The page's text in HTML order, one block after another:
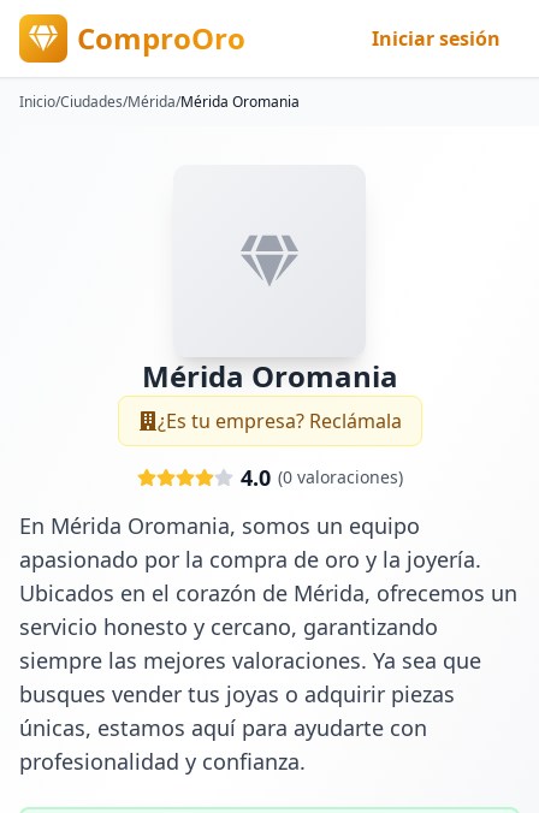
ComproOro Iniciar sesión
Inicio/Ciudades/Mérida/Mérida Oromania
Mérida Oromania
¿Es tu empresa? Reclámala
4.0 (0valoraciones)
En Mérida Oromania, somos un equipo
apasionado por la compra de oro y la joyería.
Ubicados en el corazón de Mérida, ofrecemos un
servicio honesto y cercano, garantizando
siempre las mejores valoraciones. Ya sea que
busques vender tus joyas o adquirir piezas
únicas, estamos aquí para ayudarte con
profesionalidad y confianza.